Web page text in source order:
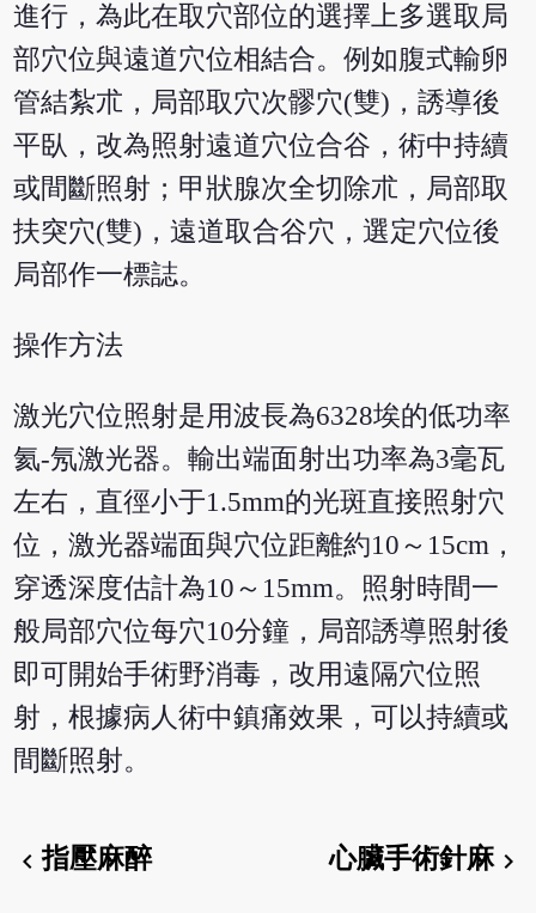
進行，為此在取穴部位的選擇上多選取局
部穴位與遠道穴位相結合。例如腹式輸卵
管結紮朮，局部取穴次髎穴(雙)，誘導後
平臥，改為照射遠道穴位合谷，術中持續
或間斷照射；甲狀腺次全切除朮，局部取
扶突穴(雙)，遠道取合谷穴，選定穴位後
局部作一標誌。
操作方法
激光穴位照射是用波長為6328埃的低功率
氦-氖激光器。輸出端面射出功率為3毫瓦
左右，直徑小于1.5mm的光斑直接照射穴
位，激光器端面與穴位距離約10～15cm，
穿透深度估計為10～15mm。照射時間一
般局部穴位每穴10分鐘，局部誘導照射後
即可開始手術野消毒，改用遠隔穴位照
射，根據病人術中鎮痛效果，可以持續或
間斷照射。
chevron_left指壓麻醉 心臟手術針麻chevron_right